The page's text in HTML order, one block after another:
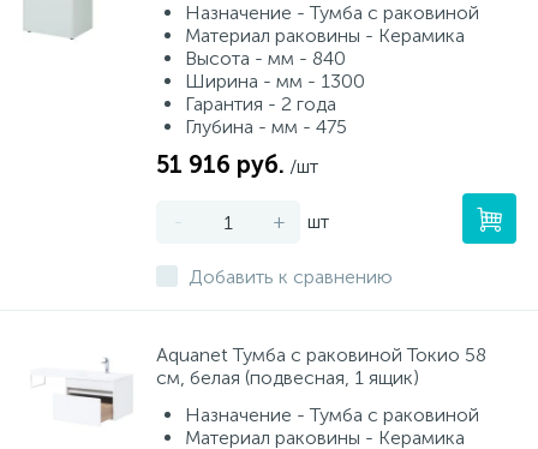
Назначение - Тумба с раковиной
Материал раковины - Керамика
Высота - мм - 840
Ширина - мм - 1300
Гарантия - 2 года
Глубина - мм - 475
51 916 руб. /шт
- + шт
Добавить к сравнению
Aquanet Тумба с раковиной Токио 58
см, белая (подвесная, 1 ящик)
Назначение - Тумба с раковиной
Материал раковины - Керамика